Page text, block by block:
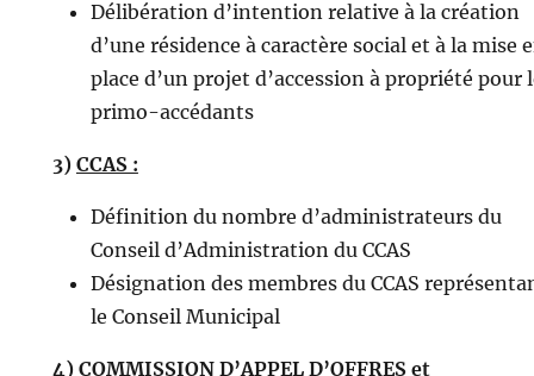
Délibération d’intention relative à la création
d’une résidence à caractère social et à la mise
place d’un projet d’accession à propriété pour
primo-accédants
3) CCAS :
Définition du nombre d’administrateurs du
Conseil d’Administration du CCAS
Désignation des membres du CCAS
le Conseil Municipal
4) COMMISSION D’APPEL D’OFFRES et